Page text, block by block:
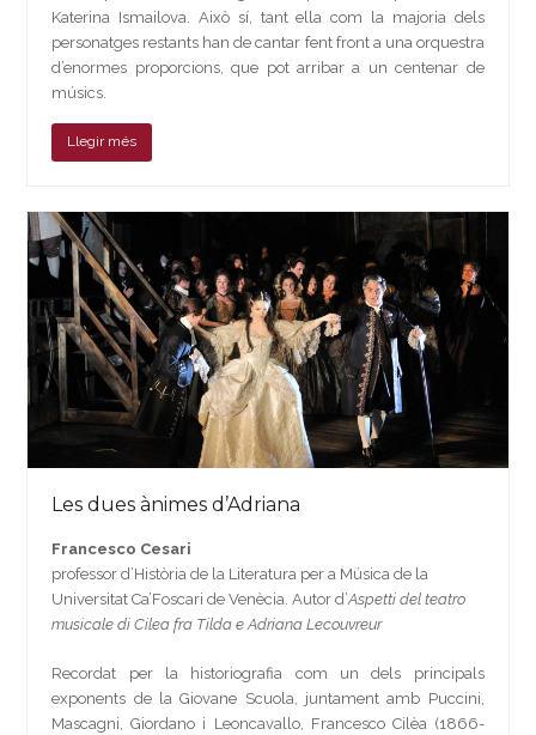
Katerina Ismailova. Això sí, tant ella com la majoria dels
personatges restants han de cantar fent front a una orquestra
d’enormes proporcions, que pot arribar a un centenar de
músics.
Llegir més
Les dues ànimes d’Adriana
Francesco Cesari
professor d’Història de la Literatura per a Música de la
Universitat Ca’Foscari de Venècia. Autor d’Aspetti del teatro
musicale di Cilea fra Tilda e Adriana Lecouvreur
Recordat per la historiografia com un dels principals
exponents de la Giovane Scuola, juntament amb Puccini,
Mascagni, Giordano i Leoncavallo, Francesco Cilèa (1866-